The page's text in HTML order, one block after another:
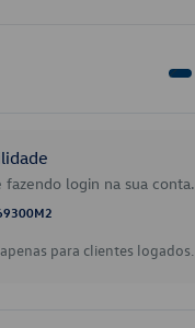
login na sua conta.
para clientes logados.